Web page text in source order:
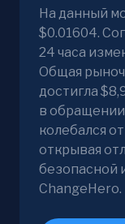
На данный
$0.01604.
24 часа
Общая
достигла
в
колебался
открывая
безопасной
ChangeHero.